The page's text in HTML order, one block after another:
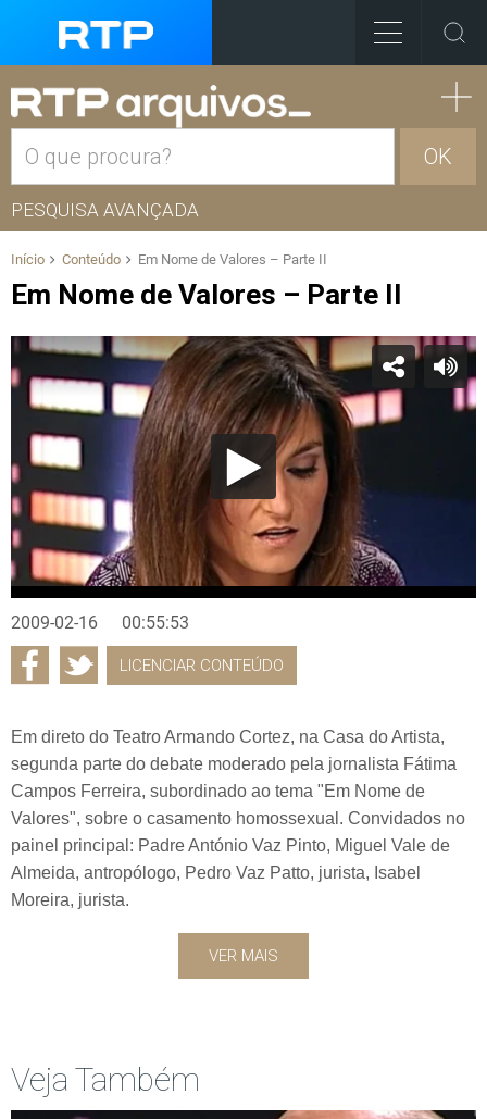
OK
PESQUISA AVANÇADA
Início Conteúdo Em Nome de Valores – Parte II
Em Nome de Valores – Parte II
2009-02-16 00:55:53
LICENCIAR CONTEÚDO
Em direto do Teatro Armando Cortez, na Casa do Artista,
segunda parte do debate moderado pela jornalista Fátima
Campos Ferreira, subordinado ao tema "Em Nome de
Valores", sobre o casamento homossexual. Convidados no
painel principal: Padre António Vaz Pinto, Miguel Vale de
Almeida, antropólogo, Pedro Vaz Patto, jurista, Isabel
Moreira, jurista.
VER MAIS
Veja Também